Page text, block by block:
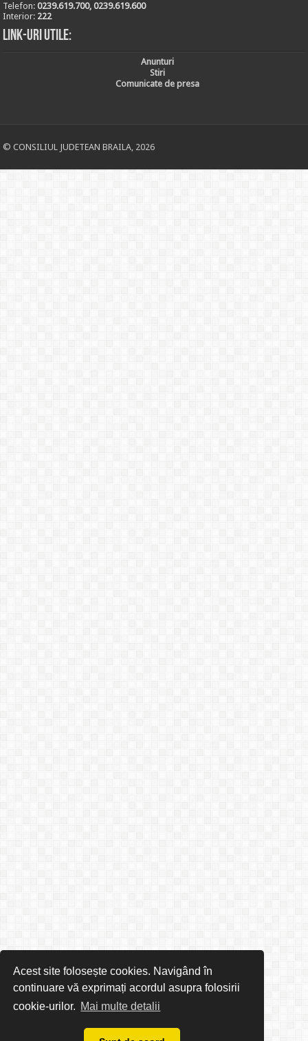
Acest site folosește cookies. Navigând în
continuare vă exprimați acordul asupra folosirii
cookie-urilor. Mai multe detalii
Telefon:0239.619.700, 0239.619.600
Interior: 222
Link-uri utile:
Anunturi
Stiri
Comunicate de presa
© CONSILIUL JUDETEAN BRAILA, 2026